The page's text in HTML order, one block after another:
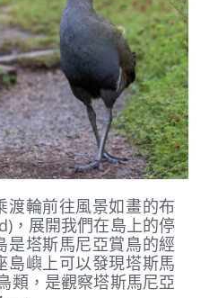
渡輪前往風景如畫的布
，展開我們在島上的停
是塔斯馬尼亞賞鳥的經
島嶼上可以發現塔斯馬
類，是觀察塔斯馬尼亞